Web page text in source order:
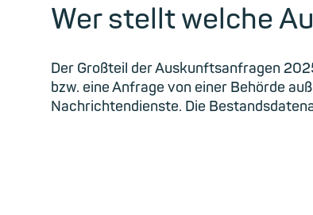
Wer stellt welche
Der Großteil der Auskunftsanfragen
bzw. eine Anfrage von einer Behörde
Nachrichtendienste. Die